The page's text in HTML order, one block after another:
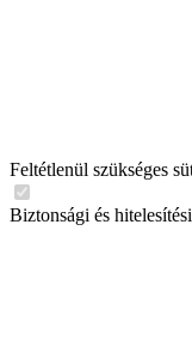
Feltétlenül szükséges
Biztonsági és